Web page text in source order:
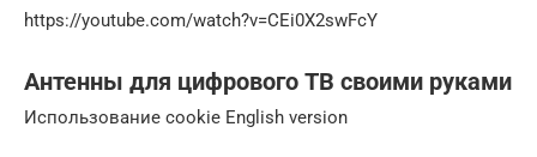
https://youtube.com/watch?v=CEi0X2swFcY
Антенны для цифрового ТВ своими руками
Использование cookie English version